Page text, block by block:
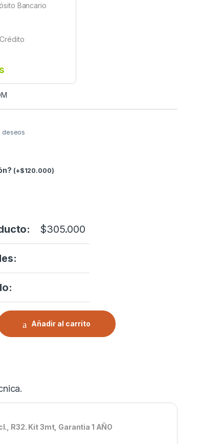
Bancario
deseos
(+$120.000)
$305.000
9000 Btu, Split Muro, INVERTER, WIFI Incl., R32
Añadir al carrito
R32. Kit 3mt, Garantia 1 AÑO